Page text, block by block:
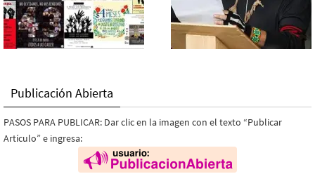
Publicación Abierta
PASOS PARA PUBLICAR: Dar clic en la imagen con el texto “Publicar
Artículo” e ingresa: